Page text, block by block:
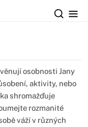
osobnosti Jany
aktivity, nebo
shromažďuje
rozmanité
váží v různých